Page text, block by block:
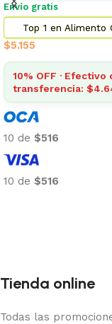
Envío gratis
Top 1 en Alimento
$5.155
10% OFF · Efectivo
transferencia:
10 de $516
10 de $516
Tienda online
Todas las